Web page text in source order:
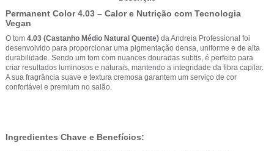
Permanent Color 4.03 – Calor e Nutrição com Tecnologia
Vegan
O tom 4.03 (Castanho Médio Natural Quente) da Andreia Professional foi
desenvolvido para proporcionar uma pigmentação densa, uniforme e de alta
durabilidade. Sendo um tom com nuances douradas subtis, é perfeito para
criar resultados luminosos e naturais, mantendo a integridade da fibra capilar.
A sua fragrância suave e textura cremosa garantem um serviço de cor
confortável e premium no salão.
Ingredientes Chave e Benefícios: